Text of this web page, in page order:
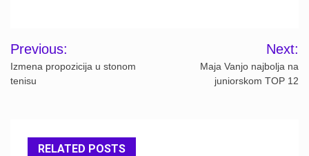
Post
navigation
Previous:
Izmena propozicija u stonom
tenisu
Next:
Maja Vanjo najbolja na
juniorskom TOP 12
RELATED POSTS